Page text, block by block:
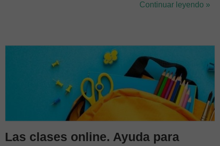
adaptarse más rápido al nuevo curso escolar. Las actividades
Continuar leyendo »
Las clases online. Ayuda para